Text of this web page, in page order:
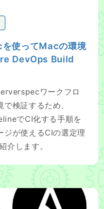
使ってMacの環境
DevOps Build
ワークフロ
検証するため、
でCI化する手順を
ジが使えるCIの選定理
介します。
Macの環境構築を自動で